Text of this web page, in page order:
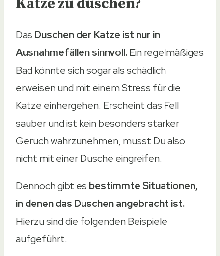
Katze zu duschen?
Das Duschen der Katze ist nur in
Ausnahmefällen sinnvoll.Ein regelmäßiges
Bad könnte sich sogar als schädlich
erweisen und mit einem Stress für die
Katze einhergehen. Erscheint das Fell
sauber und ist kein besonders starker
Geruch wahrzunehmen, musst Du also
nicht mit einer Dusche eingreifen.
Dennoch gibt es bestimmte Situationen,
in denen das Duschen angebracht ist.
Hierzu sind die folgenden Beispiele
aufgeführt.